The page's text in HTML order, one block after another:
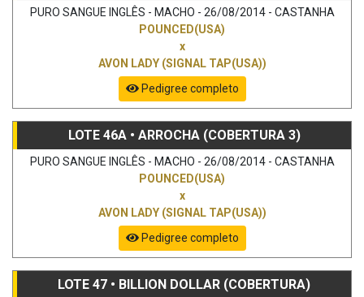
PURO SANGUE INGLÊS - MACHO - 26/08/2014 - CASTANHA
POUNCED(USA)
x
AVON LADY (SIGNAL TAP(USA))
Pedigree completo
LOTE 46A • ARROCHA (COBERTURA 3)
PURO SANGUE INGLÊS - MACHO - 26/08/2014 - CASTANHA
POUNCED(USA)
x
AVON LADY (SIGNAL TAP(USA))
Pedigree completo
LOTE 47 • BILLION DOLLAR (COBERTURA)